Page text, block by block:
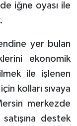
iğne oyası ile
yer bulan
ekonomik
ile işlenen
kolları sıvaya
merkezde
destek